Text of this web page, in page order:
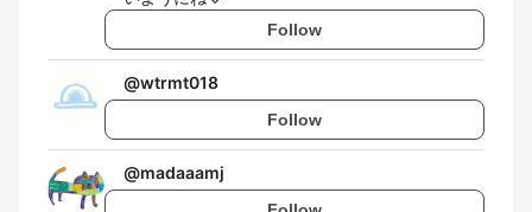
Follow
@wtrmt018
Follow
@madaaamj